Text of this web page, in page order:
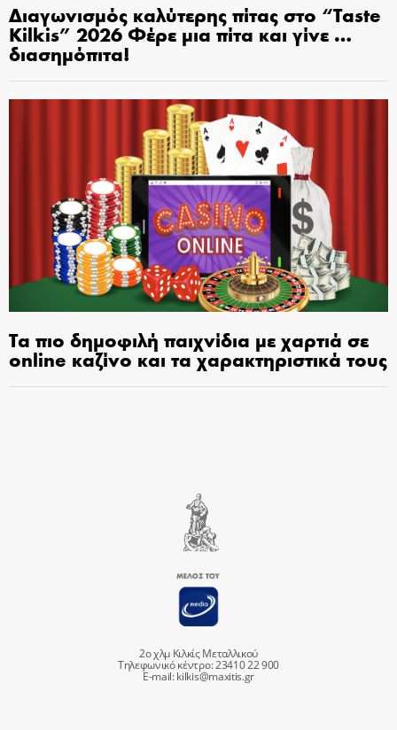
Διαγωνισμός καλύτερης πίτας στο “Taste
Kilkis” 2026 Φέρε μια πίτα και γίνε …
διασημόπιτα!
Τα πιο δημοφιλή παιχνίδια με χαρτιά σε
online καζίνο και τα χαρακτηριστικά τους
2ο χλμ Κιλκίς Μεταλλικού
Τηλεφωνικό κέντρο: 23410 22 900
E-mail:kilkis@maxitis.gr